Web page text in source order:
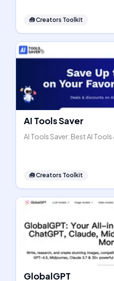
🧰Creators Toolkit
AI Tools Saver
AI Tools Saver: Best AI
🧰Creators Toolkit
GlobalGPT